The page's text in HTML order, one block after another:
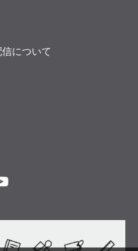
について